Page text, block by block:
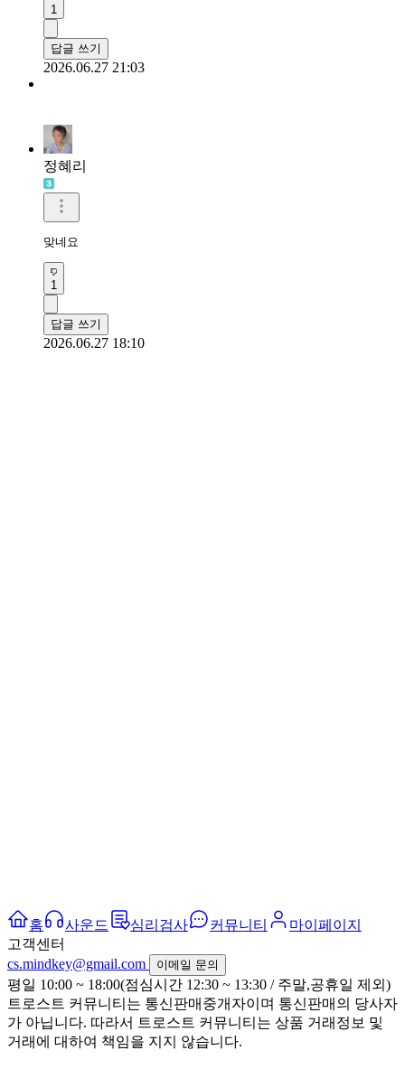
1
답글 쓰기
2026.06.27 21:03
정혜리
맞네요
1
답글 쓰기
2026.06.27 18:10
홈 사운드 심리검사 커뮤니티
마이페이지
고객센터
cs.mindkey@gmail.com
이메일 문의
평일 10:00 ~ 18:00(점심시간 12:30 ~ 13:30 / 주말,공휴일 제외)
트로스트 커뮤니티는 통신판매중개자이며 통신판매의 당사자
가 아닙니다. 따라서 트로스트 커뮤니티는 상품 거래정보 및
거래에 대하여 책임을 지지 않습니다.